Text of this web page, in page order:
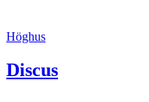
Höghus
Discus